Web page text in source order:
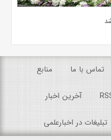
تماس با ما منابع
آخرین اخبار
تبلیغات در اخبارعلمی